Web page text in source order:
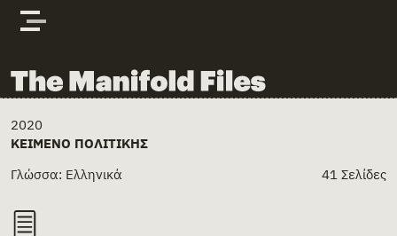
Skip to content
The Manifold Files
Main Page Content
2020
ΚΕΊΜΕΝΟ ΠΟΛΙΤΙΚΉΣ
Γλώσσα: Ελληνικά
41 Σελίδες